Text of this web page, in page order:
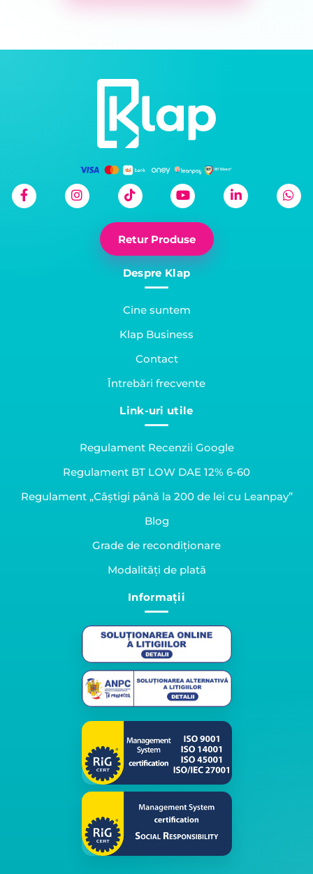
Retur Produse
Despre Klap
Cine suntem
Klap Business
Contact
Întrebări frecvente
Link-uri utile
Regulament Recenzii Google
Regulament BT LOW DAE 12% 6-60
Regulament „Câștigi până la 200 de lei cu Leanpay”
Blog
Grade de recondiționare
Modalități de plată
Informații